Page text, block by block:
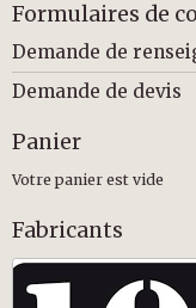
Formulaires de
Demande de
Demande de devis
Panier
Votre panier est vide
Fabricants